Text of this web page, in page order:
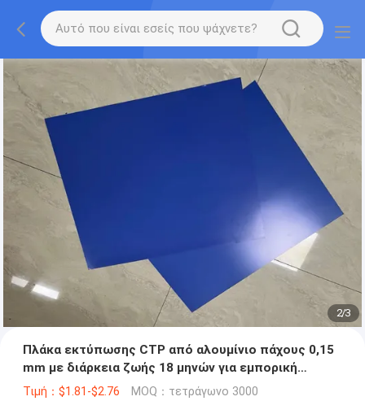
2/3
Πλάκα εκτύπωσης CTP από αλουμίνιο πάχους 0,15
mm με διάρκεια ζωής 18 μηνών για εμπορική
εκτύπωση
Τιμή：$1.81-$2.76 MOQ：τετράγωνο 3000